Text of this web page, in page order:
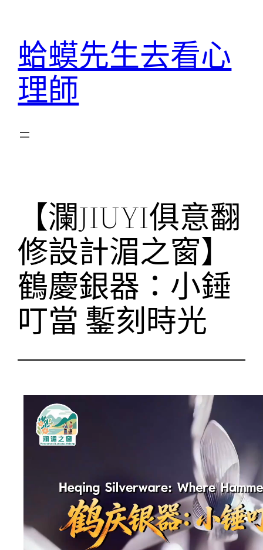
蛤蟆先生去看心
理師
【瀾JIUYI俱意翻
修設計湄之窗】
鶴慶銀器：小錘
叮當 鏨刻時光